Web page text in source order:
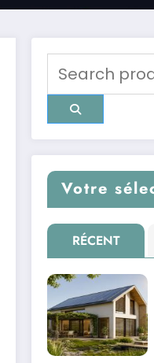
Votre
RÉCENT